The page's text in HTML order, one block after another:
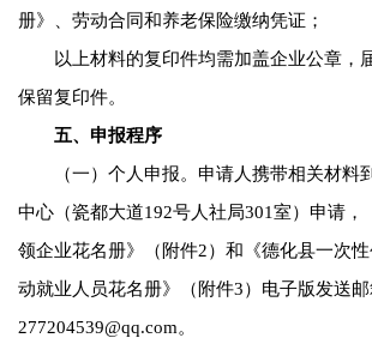
册》、劳动合同和养老保险缴纳凭证；
以上材料的复印件均需加盖企业公章，届
保留复印件。
五、申报程序
（一）个人申报。申请人携带相关材料
中心（瓷都大道192号人社局301室）申请，
领企业花名册》（附件2）和《德化县一次
动就业人员花名册》（附件3）电子版发送邮
277204539@qq.com。